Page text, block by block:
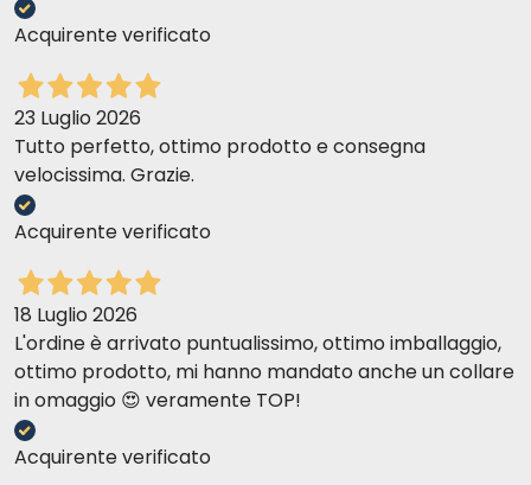
Acquirente verificato
23 Luglio 2026
Tutto perfetto, ottimo prodotto e consegna
velocissima. Grazie.
Acquirente verificato
18 Luglio 2026
L'ordine è arrivato puntualissimo, ottimo imballaggio,
ottimo prodotto, mi hanno mandato anche un collare
in omaggio 😍 veramente TOP!
Acquirente verificato